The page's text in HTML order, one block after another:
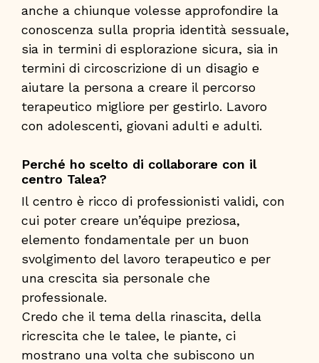
anche a chiunque volesse approfondire la
conoscenza sulla propria identità sessuale,
sia in termini di esplorazione sicura, sia in
termini di circoscrizione di un disagio e
aiutare la persona a creare il percorso
terapeutico migliore per gestirlo. Lavoro
con adolescenti, giovani adulti e adulti.
Perché ho scelto di collaborare con il
centro Talea?
Il centro è ricco di professionisti validi, con
cui poter creare un’équipe preziosa,
elemento fondamentale per un buon
svolgimento del lavoro terapeutico e per
una crescita sia personale che
professionale.
Credo che il tema della rinascita, della
ricrescita che le talee, le piante, ci
mostrano una volta che subiscono un